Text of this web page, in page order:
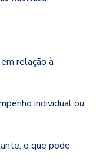
em relação à
individual ou
o que pode